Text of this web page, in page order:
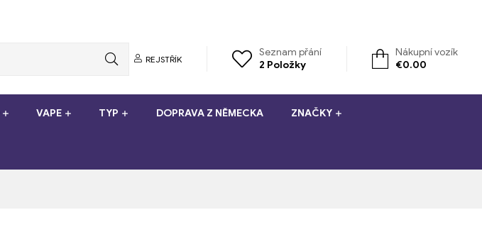
REJSTŘÍK
Seznam přání
2 Položky
Nákupní vozík
€0.00
VAPE TYP DOPRAVA Z NĚMECKA ZNAČKY